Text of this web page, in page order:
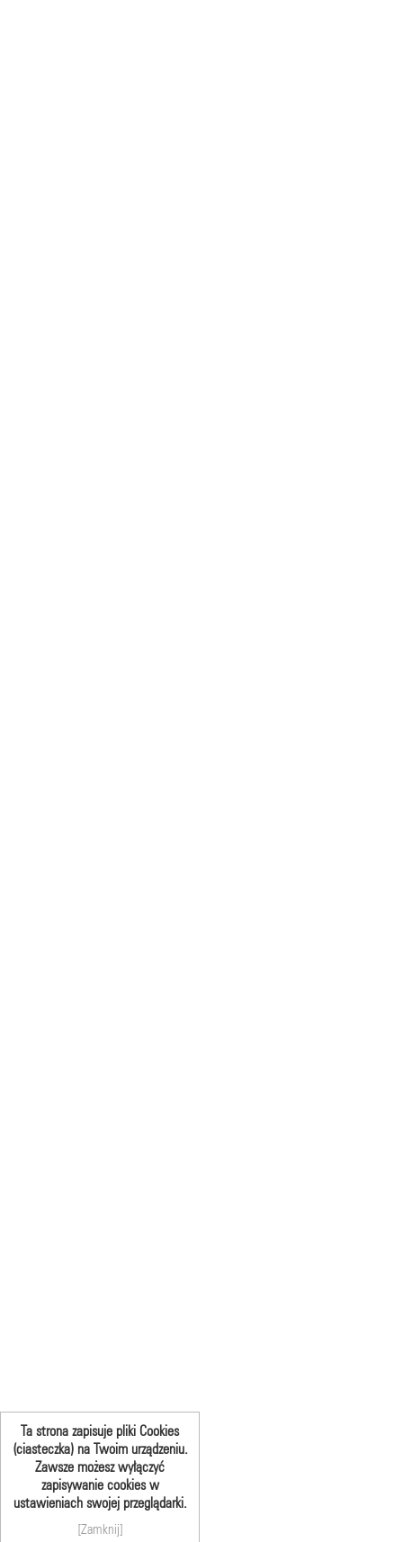
Ta strona zapisuje pliki Cookies
(ciasteczka) na Twoim urządzeniu.
Zawsze możesz wyłączyć
zapisywanie cookies w
ustawieniach swojej przeglądarki.
[Zamknij]